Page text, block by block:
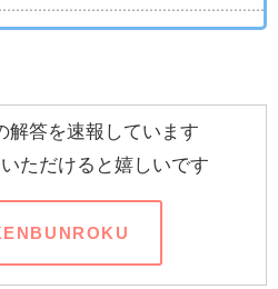
解答を速報しています
ただけると嬉しいです